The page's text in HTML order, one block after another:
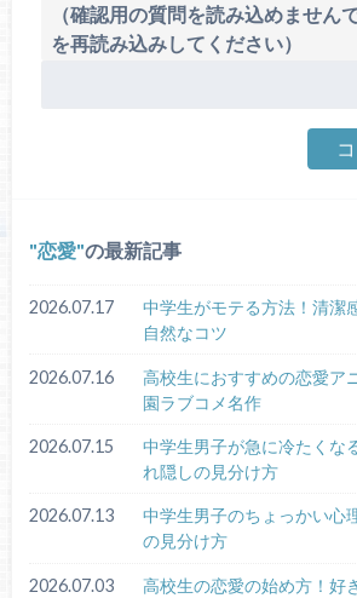
（確認用の質問を読み込めません
を再読み込みしてください）
恋愛 の最新記事
2026.07.17
中学生がモテる方法！清潔
自然なコツ
2026.07.16
高校生におすすめの恋愛ア
園ラブコメ名作
2026.07.15
中学生男子が急に冷たくな
れ隠しの見分け方
2026.07.13
中学生男子のちょっかい心
の見分け方
2026.07.03
高校生の恋愛の始め方！好